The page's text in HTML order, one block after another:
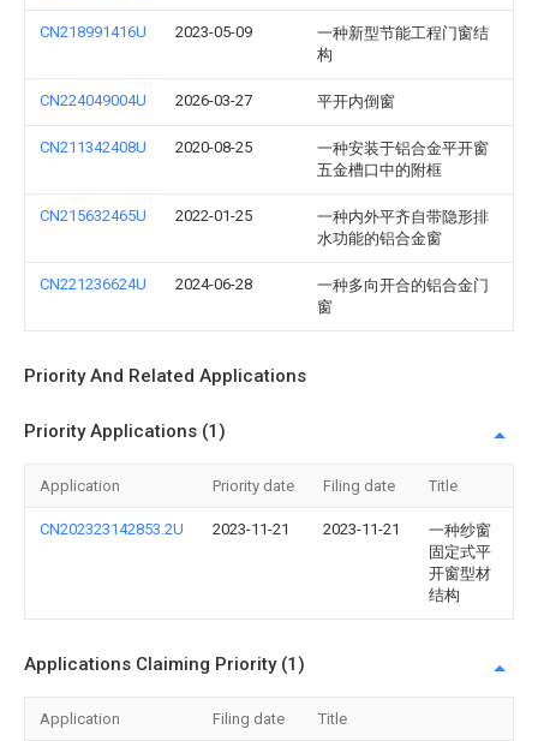
CN218991416U 2023-05-09
一种新型节能工程门窗结
构
CN224049004U 2026-03-27 平开内倒窗
CN211342408U 2020-08-25
一种安装于铝合金平开窗
五金槽口中的附框
CN215632465U 2022-01-25
一种内外平齐自带隐形排
水功能的铝合金窗
CN221236624U 2024-06-28
一种多向开合的铝合金门
窗
Priority And Related Applications
Priority Applications (1)
Application Priority date Filing date Title
CN202323142853.2U 2023-11-21 2023-11-21
一种纱窗
固定式平
开窗型材
结构
Applications Claiming Priority (1)
Application Filing date Title